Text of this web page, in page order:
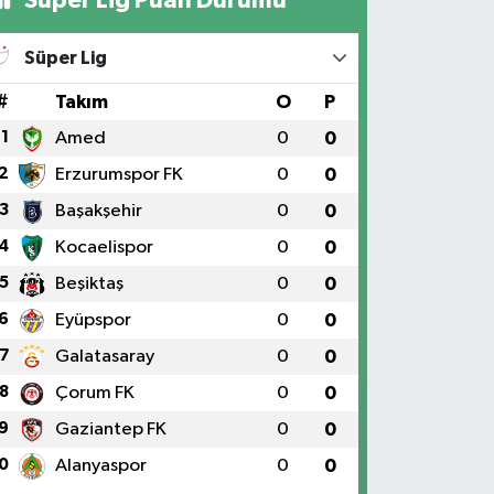
Süper Lig
Takım O P
1 Amed 0 0
Erzurumspor FK 0 0
3 Başakşehir 0 0
Kocaelispor 0 0
5 Beşiktaş 0 0
Eyüpspor 0 0
7 Galatasaray 0 0
8 Çorum FK 0 0
Gaziantep FK 0 0
Alanyaspor 0 0